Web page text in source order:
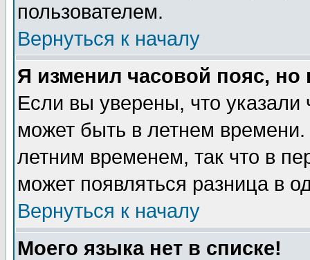
пользователем.
Вернуться к началу
Я изменил часовой пояс,
Если вы уверены, что указали
может быть в летнем
летним временем, так что в
может появляться разница в
Вернуться к началу
Моего языка нет в списке!